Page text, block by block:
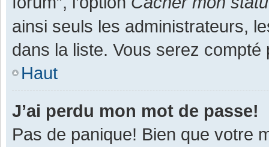
ainsi seuls les administrateurs,
dans la liste. Vous serez
Haut
J’ai perdu mon mot de passe!
Pas de panique! Bien que votre